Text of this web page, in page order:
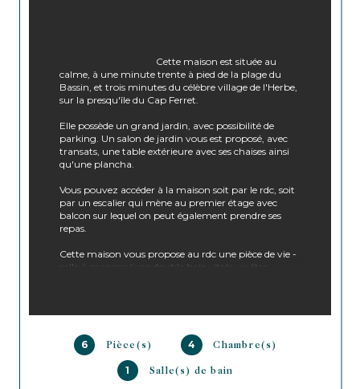
6 Pièce(s) 4 Chambre(s)
1 Salle(s) de bain
calme, à une minute trente à pied de la plage du
Bassin, et trois minutes du célèbre village de l'Herbe,
sur la presqu'île du Cap Ferret.
Elle possède un grand jardin, avec possibilité de
parking. Un salon de jardin vous est proposé, avec
transats, une table extérieure avec ses chaises ainsi
qu'une plancha.
Vous pouvez accéder à la maison soit par le rdc, soit
par un escalier qui mène au premier étage avec
balcon sur lequel on peut également prendre ses
repas.
Cette maison vous propose au rdc une pièce de vie -
salle à manger (une double baie vitrée va être
vous avez une belle pièce de vie salon, salle à
manger ouverte sur le balcon / une cuisine équipée
avec un cellier / une salle de bain / Deux chambres.